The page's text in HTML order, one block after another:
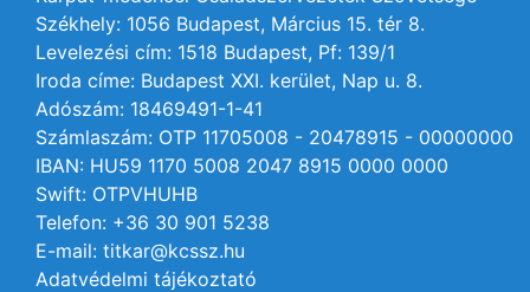
Székhely: 1056 Budapest, Március 15. tér 8.
Levelezési cím: 1518 Budapest, Pf: 139/1
Iroda címe: Budapest XXI. kerület, Nap u. 8.
Adószám: 18469491-1-41
Számlaszám: OTP 11705008 - 20478915 - 00000000
IBAN: HU59 1170 5008 2047 8915 0000 0000
Swift: OTPVHUHB
Telefon: +36 30 901 5238
E-mail: titkar@kcssz.hu
Adatvédelmi tájékoztató